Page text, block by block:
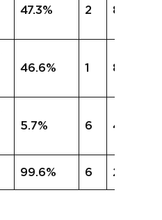
47.3% 2 8.3%
46.6% 1 8.0%
5.7% 6 4.4%
99.6% 6 20.7%